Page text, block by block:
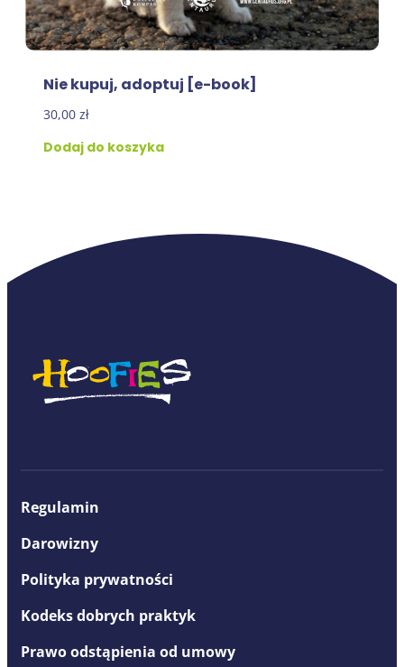
Nie kupuj, adoptuj [e-book]
30,00 zł
Dodaj do koszyka
Regulamin
Darowizny
Polityka prywatności
Kodeks dobrych praktyk
Prawo odstąpienia od umowy